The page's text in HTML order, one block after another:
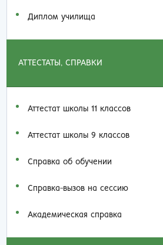
Диплом училища
АТТЕСТАТЫ, СПРАВКИ
Аттестат школы 11 классов
Аттестат школы 9 классов
Справка об обучении
Справка-вызов на сессию
Академическая справка